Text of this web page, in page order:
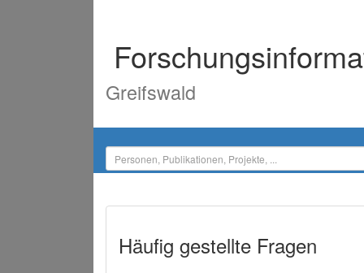
Greifswald
Häufig gestellte Fragen